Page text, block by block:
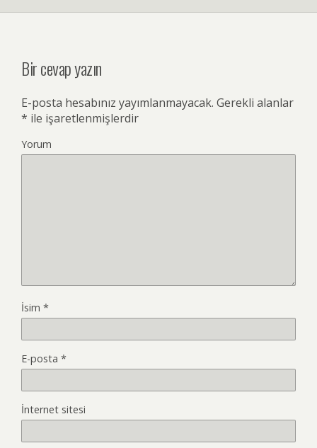
Bir cevap yazın
E-posta hesabınız yayımlanmayacak. Gerekli alanlar
* ile işaretlenmişlerdir
Yorum
İsim *
E-posta *
İnternet sitesi